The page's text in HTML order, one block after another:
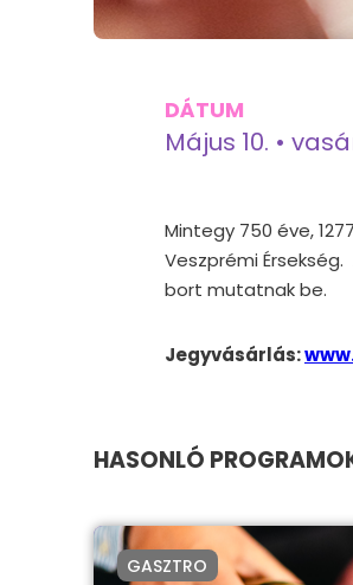
DÁTUM
Május 10. •
Mintegy 750 éve,
Veszprémi
bort mutatnak be.
Jegyvásárlás:
HASONLÓ
GASZTRO